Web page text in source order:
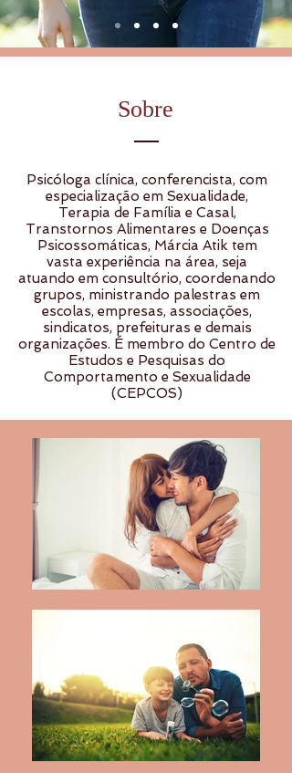
Sobre
Psicóloga clínica, conferencista, com
especialização em Sexualidade,
Terapia de Família e Casal,
Transtornos Alimentares e Doenças
Psicossomáticas, Márcia Atik tem
vasta experiência na área, seja
atuando em consultório, coordenando
grupos, ministrando palestras em
escolas, empresas, associações,
sindicatos, prefeituras e demais
organizações. É membro do Centro de
Estudos e Pesquisas do
Comportamento e Sexualidade
(CEPCOS)